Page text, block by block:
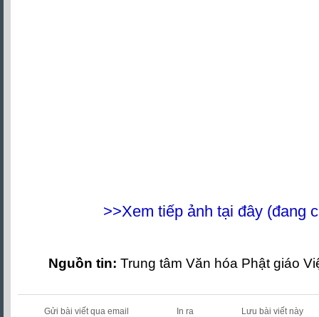
>>Xem tiếp ảnh tại đây (đang
Nguồn tin: Trung tâm Văn hóa Phật giáo
Gửi bài viết qua email In ra Lưu bài viết này